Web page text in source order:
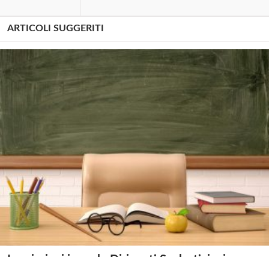
ARTICOLI SUGGERITI